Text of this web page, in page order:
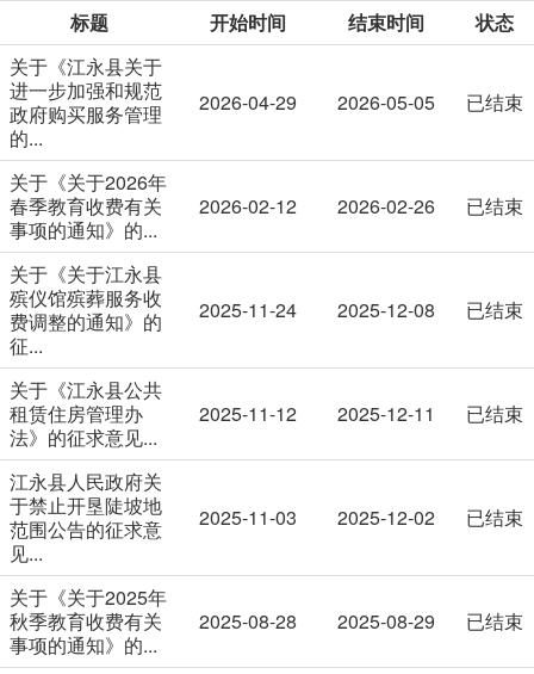
标题 开始时间 结束时间
状态
关于《江永县关于
进一步加强和规范
政府购买服务管理
的...
2026-04-29 2026-05-05 已结束
关于《关于2026年
春季教育收费有关
事项的通知》的...
2026-02-12 2026-02-26 已结束
关于《关于江永县
殡仪馆殡葬服务收
费调整的通知》的
征...
2025-11-24 2025-12-08 已结束
关于《江永县公共
租赁住房管理办
法》的征求意见...
2025-11-12 2025-12-11 已结束
江永县人民政府关
于禁止开垦陡坡地
范围公告的征求意
见...
2025-11-03 2025-12-02 已结束
关于《关于2025年
秋季教育收费有关
事项的通知》的...
2025-08-28 2025-08-29 已结束